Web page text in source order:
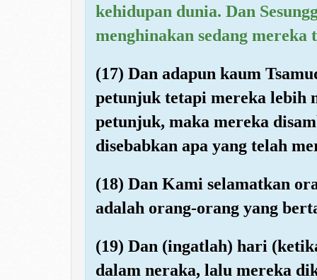
kehidupan dunia. Dan
menghinakan sedang
(17) Dan adapun kaum
petunjuk tetapi mereka lebih
petunjuk, maka mereka
disebabkan apa yang telah
(18) Dan Kami selamatkan
adalah orang-orang yang
(19) Dan (ingatlah) hari
dalam neraka, lalu mereka